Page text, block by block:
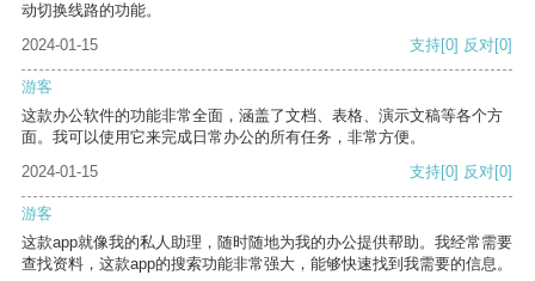
动切换线路的功能。
2024-01-15
支持[0] 反对[0]
游客
这款办公软件的功能非常全面，涵盖了文档、表格、演示文稿等各个方
面。我可以使用它来完成日常办公的所有任务，非常方便。
2024-01-15
支持[0] 反对[0]
游客
这款app就像我的私人助理，随时随地为我的办公提供帮助。我经常需要
查找资料，这款app的搜索功能非常强大，能够快速找到我需要的信息。